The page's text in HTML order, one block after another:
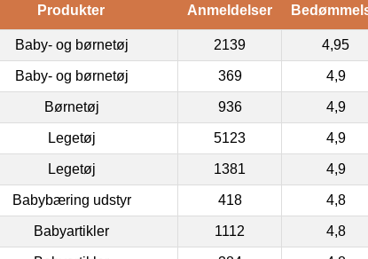
Produkter Anmeldelser
Baby- og børnetøj 2139 4,95
Baby- og børnetøj 369 4,9
Børnetøj 936 4,9
Legetøj 5123 4,9
Legetøj 1381 4,9
Babybæring udstyr 418 4,8
Babyartikler 1112 4,8